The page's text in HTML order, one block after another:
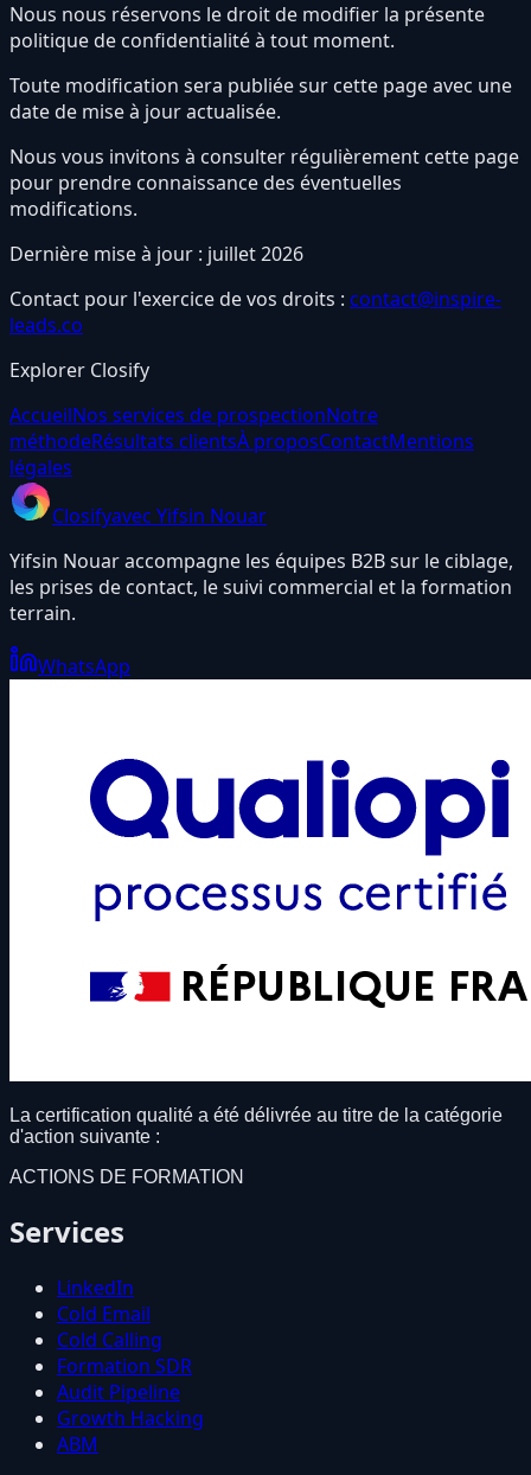
Nous nous réservons le droit de modifier la présente
politique de confidentialité à tout moment.
Toute modification sera publiée sur cette page avec une
date de mise à jour actualisée.
Nous vous invitons à consulter régulièrement cette page
pour prendre connaissance des éventuelles
modifications.
Dernière mise à jour : juillet 2026
Contact pour l'exercice de vos droits : contact@inspire-
leads.co
Explorer Closify
AccueilNos services de prospectionNotre
méthodeRésultats clientsÀ proposContactMentions
légales
Closifyavec Yifsin Nouar
Yifsin Nouar accompagne les équipes B2B sur le ciblage,
les prises de contact, le suivi commercial et la formation
terrain.
WhatsApp
La certification qualité a été délivrée au titre de la catégorie
d'action suivante :
ACTIONS DE FORMATION
Services
LinkedIn
Cold Email
Cold Calling
Formation SDR
Audit Pipeline
Growth Hacking
ABM